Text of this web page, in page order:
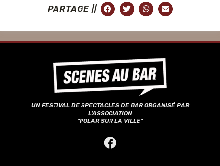
PARTAGE ||
UN FESTIVAL DE SPECTACLES DE BAR ORGANISÉ PAR
L'ASSOCIATION
"POLAR SUR LA VILLE"